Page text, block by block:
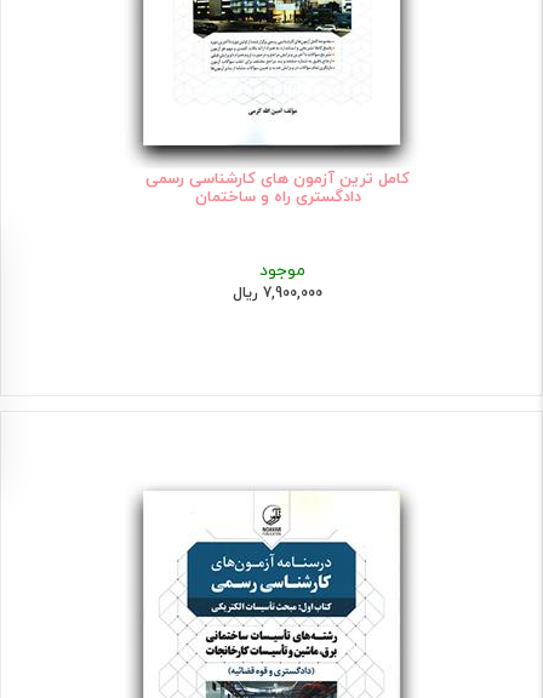
کامل ترین آزمون های کارشناسی رسمی
دادگستری راه و ساختمان
موجود
7,900,000 ریال